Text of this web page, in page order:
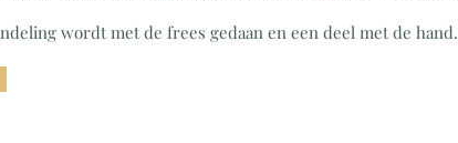
wordt met de frees gedaan en een deel met de hand.